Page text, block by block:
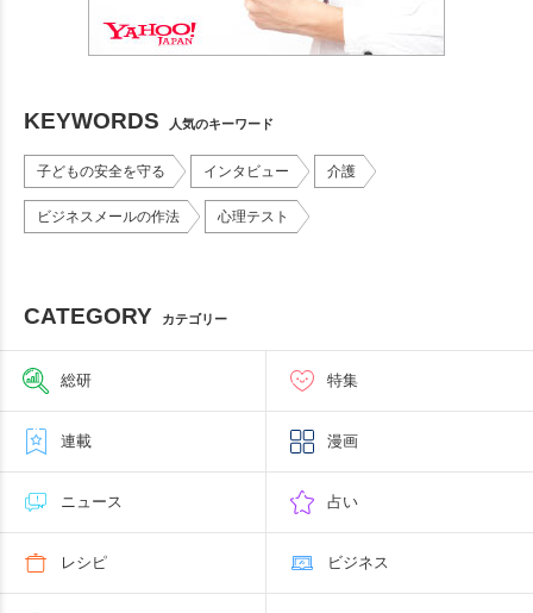
KEYWORDS 人気のキーワード
子どもの安全を守る インタビュー 介護
ビジネスメールの作法 心理テスト
CATEGORY カテゴリー
総研 特集
連載 漫画
ニュース 占い
レシピ ビジネス